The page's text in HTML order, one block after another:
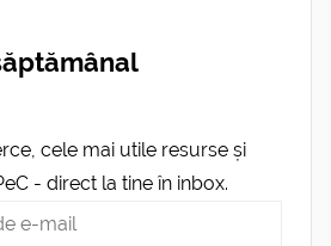
cele mai utile resurse și
- direct la tine în inbox.